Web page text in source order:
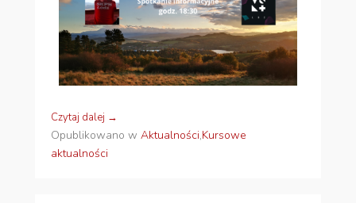
Czytaj dalej →
Opublikowano w Aktualności,Kursowe
aktualności